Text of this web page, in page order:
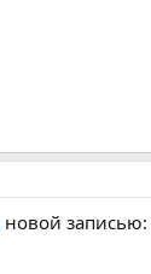
новой записью: